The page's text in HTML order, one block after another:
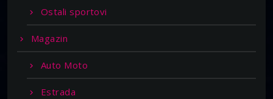
Ostali sportovi
Magazin
Auto Moto
Estrada